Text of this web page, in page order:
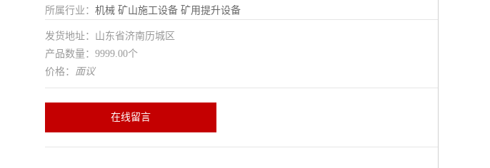
所属行业： 机械 矿山施工设备 矿用提升设备
发货地址：山东省济南历城区
产品数量：9999.00个
价格： 面议
在线留言